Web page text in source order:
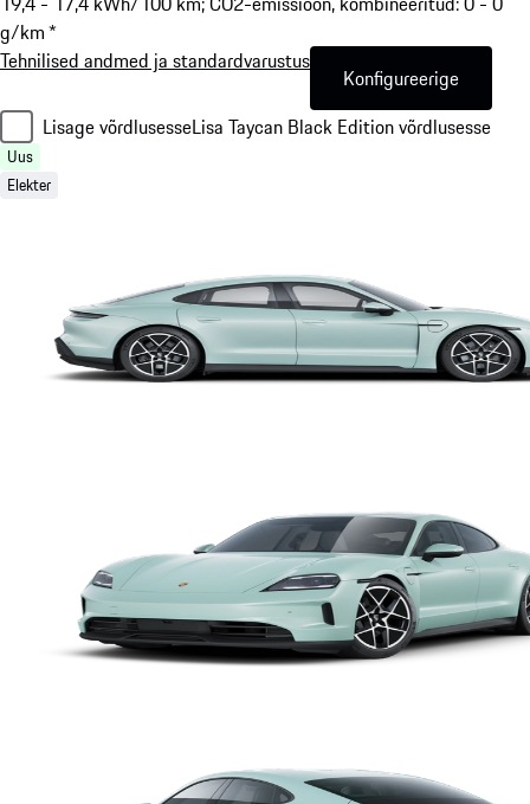
g/km *
Tehnilised andmed ja standardvarustus
Konfigureerige
Lisage võrdlusesseLisa Taycan Black Edition võrdlusesse
Uus
Elekter